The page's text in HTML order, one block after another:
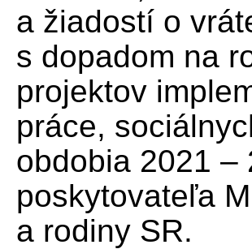
a žiadostí o
s dopadom na
projektov
práce,
obdobia 2021 –
poskytovateľa
a rodiny SR.